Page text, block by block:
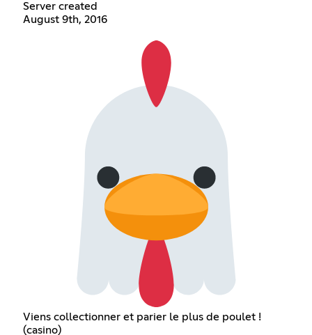
Server created
August 9th, 2016
Viens collectionner et parier le plus de poulet !
(casino)